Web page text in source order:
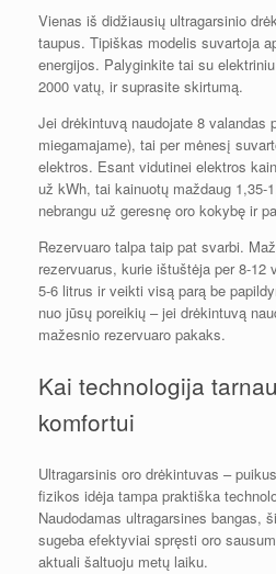
Vienas iš didžiausių ultragarsinio
taupus. Tipiškas modelis suvartoja
energijos. Palyginkite tai su
2000 vatų, ir suprasite skirtumą.
Jei drėkintuvą naudojate 8 valandas
miegamajame), tai per mėnesį
elektros. Esant vidutinei elektros
už kWh, tai kainuotų maždaug 1,35-
nebrangu už geresnę oro kokybę ir
Rezervuaro talpa taip pat svarbi.
rezervuarus, kurie ištuštėja per 8-12
5-6 litrus ir veikti visą parą be
nuo jūsų poreikių – jei drėkintuvą
mažesnio rezervuaro pakaks.
Kai technologija
komfortui
Ultragarsinis oro drėkintuvas –
fizikos idėja tampa praktiška
Naudodamas ultragarsines bangas,
sugeba efektyviai spręsti oro
aktuali šaltuoju metų laiku.